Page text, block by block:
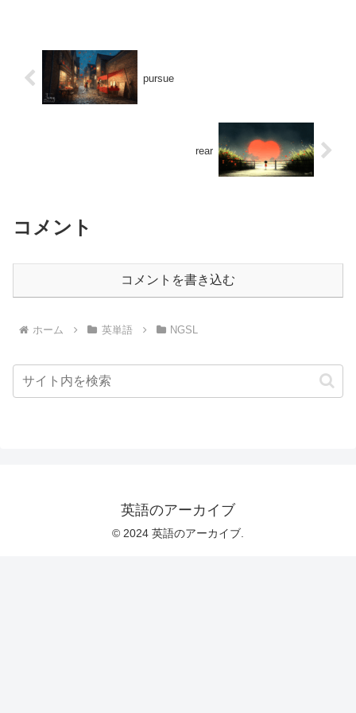
pursue
rear
コメント
コメントを書き込む
ホーム 英単語 NGSL
英語のアーカイブ
© 2024 英語のアーカイブ.